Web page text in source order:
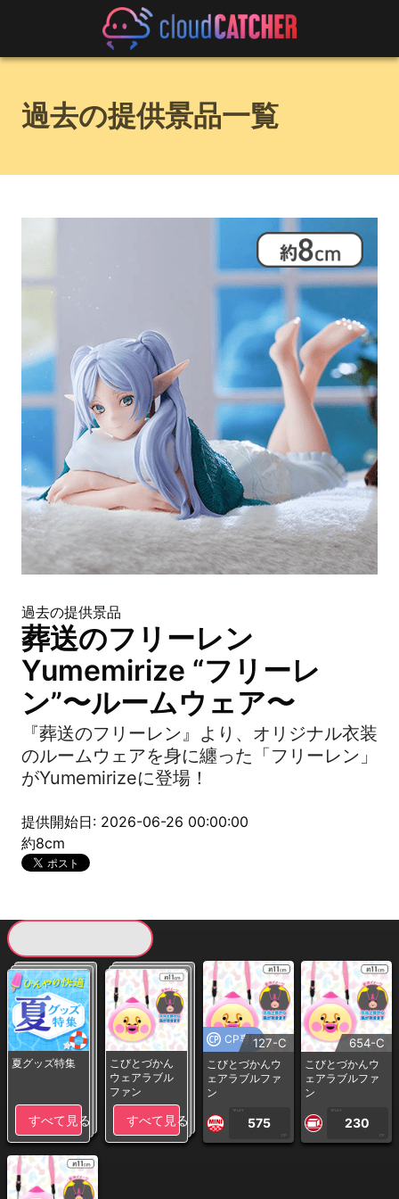
過去の提供景品一覧
過去の提供景品
葬送のフリーレン
Yumemirize “フリーレ
ン”〜ルームウェア〜
『葬送のフリーレン』より、オリジナル衣装
のルームウェアを身に纏った「フリーレン」
がYumemirizeに登場！
提供開始日: 2026-06-26 00:00:00
約8cm
夏グッズ特集
すべて見る
こびとづかん
ウェアラブル
ファン
すべて見る
CP専用127-C
こびとづかんウ
ェアラブルファ
ン
1PLAY
575
CP
654-C
こびとづかんウ
ェアラブルファ
ン
1PLAY
230
CP